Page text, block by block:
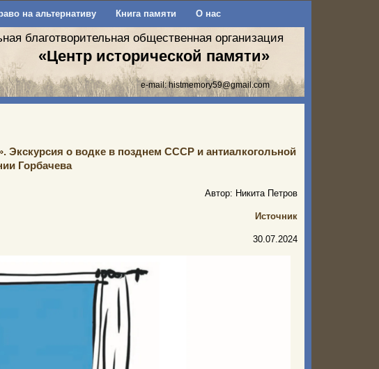
на альтернативу Книга памяти О нас
благотворительная общественная организация
«Центр исторической памяти»
e-mail:histmemory59@gmail.com
Экскурсия о водке в позднем СССР и антиалкогольной
Горбачева
Автор: Никита Петров
Источник
30.07.2024